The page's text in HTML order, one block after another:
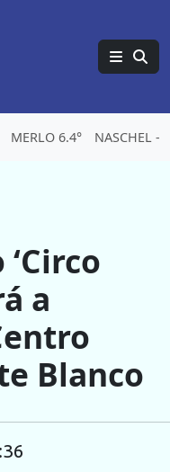
MERLO 6.4° NASCHEL -
a
Blanco